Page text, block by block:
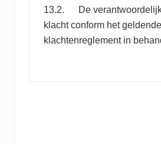
13.2. De
klacht conform het geldende
klachtenreglement in